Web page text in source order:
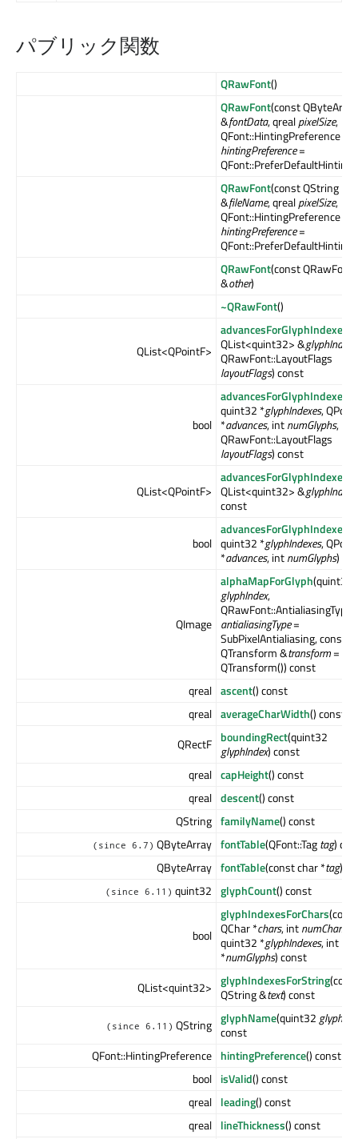
パブリック関数
QRawFont()
QRawFont(const QByteArray
&fontData, qrealpixelSize,
QFont::HintingPreference
hintingPreference=
QFont::PreferDefaultHinting)
QRawFont(const QString
&fileName, qrealpixelSize,
QFont::HintingPreference
hintingPreference=
QFont::PreferDefaultHinting)
QRawFont(const QRawFont
&other)
~QRawFont()
QList<QPointF>
advancesForGlyphIndexes
QList<quint32> &
QRawFont::LayoutFlags
layoutFlags) const
bool
advancesForGlyphIndexes
quint32 *glyphIndexes,
*advances, intnumGlyphs,
QRawFont::LayoutFlags
layoutFlags) const
QList<QPointF>
advancesForGlyphIndexes
QList<quint32> &
const
bool
advancesForGlyphIndexes
quint32 *glyphIndexes,
*advances, intnumGlyphs)
QImage
alphaMapForGlyph(quint32
glyphIndex,
QRawFont::AntialiasingType
antialiasingType=
SubPixelAntialiasing, const
QTransform &transform=
QTransform()) const
qreal ascent() const
qreal averageCharWidth() const
QRectF boundingRect(quint32
glyphIndex) const
qreal capHeight() const
qreal descent() const
QString familyName() const
(since 6.7) QByteArray fontTable(QFont::Tagtag)
QByteArray fontTable(const char *tag)
(since 6.11) quint32 glyphCount() const
bool
glyphIndexesForChars(const
QChar *chars, intnumChars
quint32 *glyphIndexes, int
*numGlyphs) const
QList<quint32> glyphIndexesForString
QString &text) const
(since 6.11) QString glyphName(quint32
const
QFont::HintingPreference hintingPreference() const
bool isValid() const
qreal leading() const
qreal lineThickness() const